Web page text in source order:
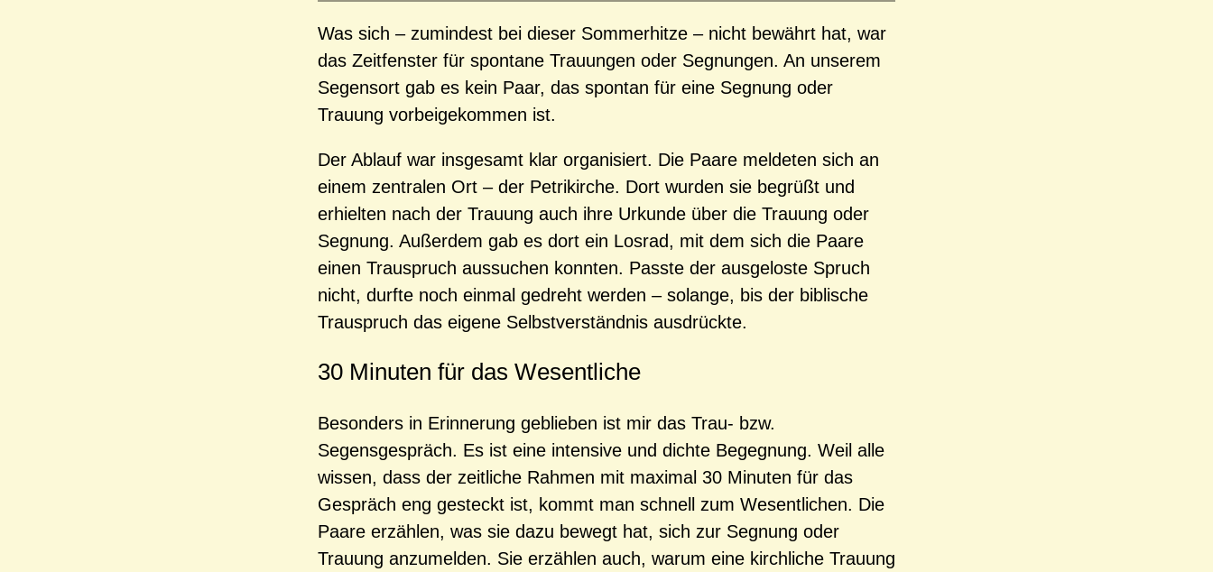
Was sich – zumindest bei dieser Sommerhitze – nicht bewährt hat, war
das Zeitfenster für spontane Trauungen oder Segnungen. An unserem
Segensort gab es kein Paar, das spontan für eine Segnung oder
Trauung vorbeigekommen ist.
Der Ablauf war insgesamt klar organisiert. Die Paare meldeten sich an
einem zentralen Ort – der Petrikirche. Dort wurden sie begrüßt und
erhielten nach der Trauung auch ihre Urkunde über die Trauung oder
Segnung. Außerdem gab es dort ein Losrad, mit dem sich die Paare
einen Trauspruch aussuchen konnten. Passte der ausgeloste Spruch
nicht, durfte noch einmal gedreht werden – solange, bis der biblische
Trauspruch das eigene Selbstverständnis ausdrückte.
30 Minuten für das Wesentliche
Besonders in Erinnerung geblieben ist mir das Trau- bzw.
Segensgespräch. Es ist eine intensive und dichte Begegnung. Weil alle
wissen, dass der zeitliche Rahmen mit maximal 30 Minuten für das
Gespräch eng gesteckt ist, kommt man schnell zum Wesentlichen. Die
Paare erzählen, was sie dazu bewegt hat, sich zur Segnung oder
Trauung anzumelden. Sie erzählen auch, warum eine kirchliche Trauung